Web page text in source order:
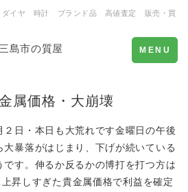
イヤ 時計 ブランド品 高値査定 販売・買
市の質屋
Toggle
navigation
MENU
属価格・大崩壊
２日・本日も大荒れです金曜日の午後
大暴落がはじまり、下げが続いている
です。伸るか反るかの博打を打つ方は
昇しすぎた貴金属価格で利益を確定